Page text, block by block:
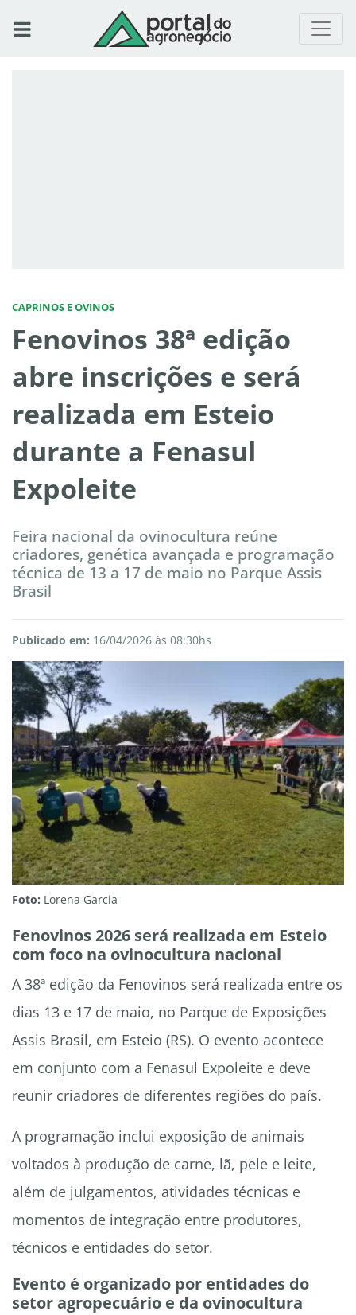
CAPRINOS E OVINOS
Fenovinos 38ª edição
abre inscrições e será
realizada em Esteio
durante a Fenasul
Expoleite
Feira nacional da ovinocultura reúne
criadores, genética avançada e programação
técnica de 13 a 17 de maio no Parque Assis
Brasil
Publicado em: 16/04/2026 às 08:30hs
Foto: Lorena Garcia
Fenovinos 2026 será realizada em Esteio
com foco na ovinocultura nacional
A 38ª edição da Fenovinos será realizada entre os
dias 13 e 17 de maio, no Parque de Exposições
Assis Brasil, em Esteio (RS). O evento acontece
em conjunto com a Fenasul Expoleite e deve
reunir criadores de diferentes regiões do país.
A programação inclui exposição de animais
voltados à produção de carne, lã, pele e leite,
além de julgamentos, atividades técnicas e
momentos de integração entre produtores,
técnicos e entidades do setor.
Evento é organizado por entidades do
setor agropecuário e da ovinocultura